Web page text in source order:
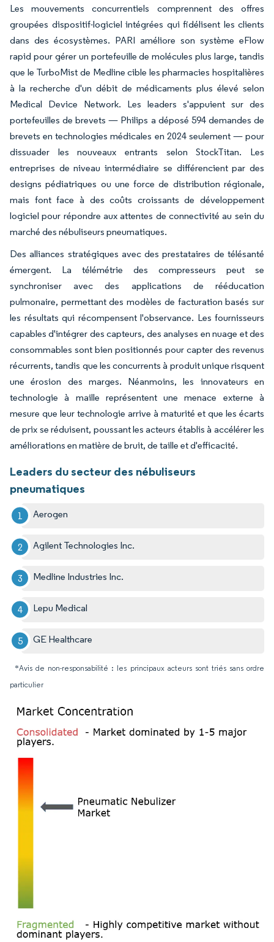
Les mouvements concurrentiels comprennent des offres
groupées dispositif-logiciel intégrées qui fidélisent les clients
dans des écosystèmes. PARI améliore son système eFlow
rapid pour gérer un portefeuille de molécules plus large, tandis
que le TurboMist de Medline cible les pharmacies hospitalières
à la recherche d'un débit de médicaments plus élevé selon
Medical Device Network. Les leaders s'appuient sur des
portefeuilles de brevets — Philips a déposé 594 demandes de
brevets en technologies médicales en 2024 seulement — pour
dissuader les nouveaux entrants selon StockTitan. Les
entreprises de niveau intermédiaire se différencient par des
designs pédiatriques ou une force de distribution régionale,
mais font face à des coûts croissants de développement
logiciel pour répondre aux attentes de connectivité au sein du
marché des nébuliseurs pneumatiques.
Des alliances stratégiques avec des prestataires de télésanté
émergent. La télémétrie des compresseurs peut se
synchroniser avec des applications de rééducation
pulmonaire, permettant des modèles de facturation basés sur
les résultats qui récompensent l'observance. Les fournisseurs
capables d'intégrer des capteurs, des analyses en nuage et des
consommables sont bien positionnés pour capter des revenus
récurrents, tandis que les concurrents à produit unique risquent
une érosion des marges. Néanmoins, les innovateurs en
technologie à maille représentent une menace externe à
mesure que leur technologie arrive à maturité et que les écarts
de prix se réduisent, poussant les acteurs établis à accélérer les
améliorations en matière de bruit, de taille et d'efficacité.
Leaders du secteur des nébuliseurs
pneumatiques
Aerogen
Agilent Technologies Inc.
Medline Industries Inc.
Lepu Medical
GE Healthcare
*Avis de non-responsabilité : les principaux acteurs sont triés sans ordre
particulier